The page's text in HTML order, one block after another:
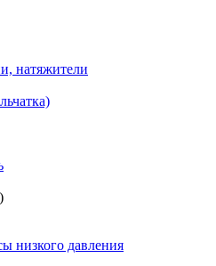
натяжители
низкого давления